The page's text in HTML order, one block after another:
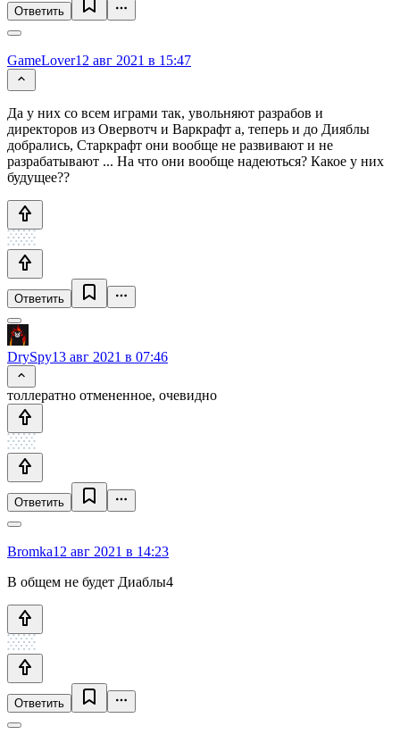
Ответить
GameLover12 авг 2021 в 15:47
Да у них со всем играми так, увольняют разрабов и
директоров из Овервотч и Варкрафт а, теперь и до Дияблы
добрались, Старкрафт они вообще не развивают и не
разрабатывают ... На что они вообще надеються? Какое у них
будущее??
Ответить
DrySpy13 авг 2021 в 07:46
толлератно отмененное, очевидно
Ответить
Bromka12 авг 2021 в 14:23
В общем не будет Диаблы4
Ответить